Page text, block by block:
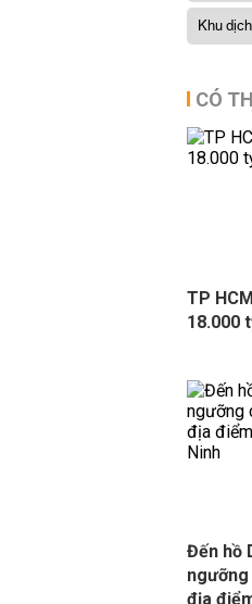
Khu
CÓ
TP
18.000
Đến hồ
địa